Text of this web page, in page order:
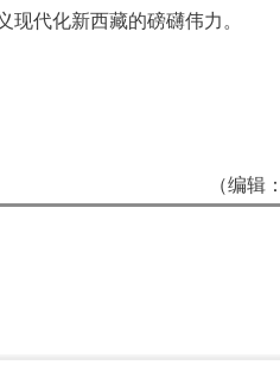
现代化新西藏的磅礴伟力。
（编辑